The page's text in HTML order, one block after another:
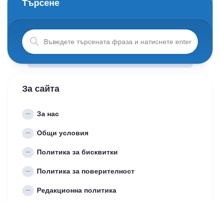
Търсене
За сайта
За нас
Общи условия
Политика за бисквитки
Политика за поверителност
Редакционна политика